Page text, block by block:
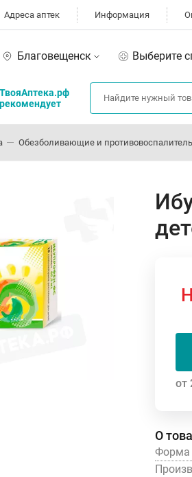
Адреса аптек Информация
Благовещенск Выберите
ТвояАптека.рф
рекомендует
Обезболивающие и
от
О
Форма